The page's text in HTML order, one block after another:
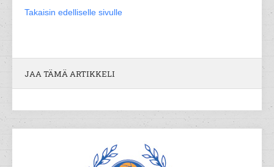
Takaisin edelliselle sivulle
JAA TÄMÄ ARTIKKELI